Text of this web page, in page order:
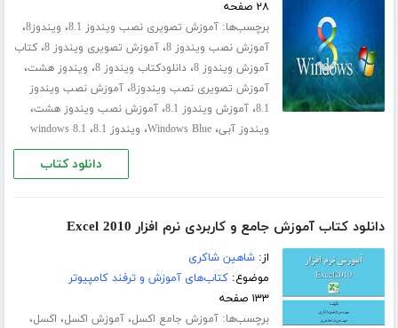
۲۸ صفحه
برچسب‌ها:آموزش تصویری نصب ویندوز 8.1 ، ویندوز8 ،
آموزش نصب ویندوز 8 ،آموزش تصویری ویندوز 8 ،کتاب
آموزش ویندوز 8 ،دانلودکتاب ویندوز 8 ، ویندوز هشت،
آموزش تصویری نصب ویندوز8 ،آموزش نصب ویندوز
8.1،آموزش ویندوز 8.1 ،آموزش نصب ویندوز هشت،
ویندوز آبی،Windows Blue، ویندوز 8.1 ، windows 8.1
دانلود کتاب
دانلود کتاب آموزش جامع و کاربردی نرم افزار Excel 2010
از:شاهین شاکری
موضوع:کتاب‌های آموزش و ترفند کامپیوتر
۱۳۳ صفحه
برچسب‌ها:آموزش جامع اکسل،آموزش اکسل، اکسل،